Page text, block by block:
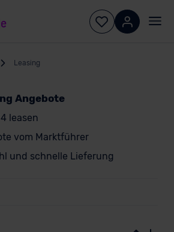
Leasing
Angebote
leasen
vom Marktführer
und schnelle Lieferung